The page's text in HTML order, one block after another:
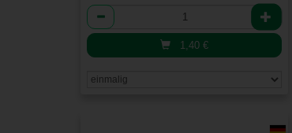
Anzahl
1,40 €